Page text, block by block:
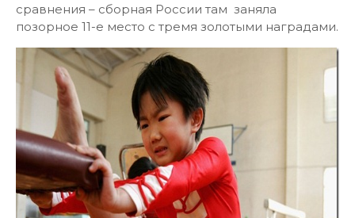
сравнения – сборная России там заняла
позорное 11-е место с тремя золотыми наградами.